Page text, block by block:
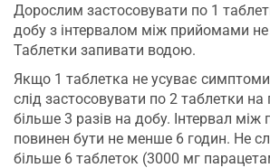
Дорослим застосовувати по 1
добу з інтервалом між прийомами
Таблетки запивати водою.
Якщо 1 таблетка не усуває
слід застосовувати по 2 таблетки
більше 3 разів на добу. Інтервал
повинен бути не менше 6 годин. Не
більше 6 таблеток (3000 мг